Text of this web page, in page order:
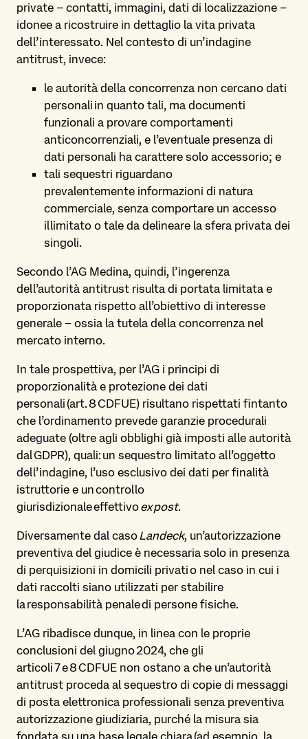
private – contatti, immagini, dati di localizzazione –
idonee a ricostruire in dettaglio la vita privata
dell’interessato. Nel contesto di un’indagine
antitrust, invece:
le autorità della concorrenza non cercano dati
personali in quanto tali, ma documenti
funzionali a provare comportamenti
anticoncorrenziali, e l’eventuale presenza di
dati personali ha carattere solo accessorio; e
tali sequestri riguardano
prevalentemente informazioni di natura
commerciale, senza comportare un accesso
illimitato o tale da delineare la sfera privata dei
singoli.
Secondo l’AG Medina, quindi, l’ingerenza
dell’autorità antitrust risulta di portata limitata e
proporzionata rispetto all’obiettivo di interesse
generale – ossia la tutela della concorrenza nel
mercato interno.
In tale prospettiva, per l’AG i principi di
proporzionalità e protezione dei dati
personali (art. 8 CDFUE) risultano rispettati fintanto
che l’ordinamento prevede garanzie procedurali
adeguate (oltre agli obblighi già imposti alle autorità
dal GDPR), quali: un sequestro limitato all’oggetto
dell’indagine, l’uso esclusivo dei dati per finalità
istruttorie e un controllo
giurisdizionale effettivoex post.
Diversamente dal casoLandeck, un’autorizzazione
preventiva del giudice è necessaria solo in presenza
di perquisizioni in domicili privati o nel caso in cui i
dati raccolti siano utilizzati per stabilire
la responsabilità penale di persone fisiche.
L’AG ribadisce dunque, in linea con le proprie
conclusioni del giugno 2024, che gli
articoli 7 e 8 CDFUE non ostano a che un’autorità
antitrust proceda al sequestro di copie di messaggi
di posta elettronica professionali senza preventiva
autorizzazione giudiziaria, purché la misura sia